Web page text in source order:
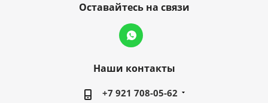
Оставайтесь на связи
Наши контакты
+7 921 708-05-62